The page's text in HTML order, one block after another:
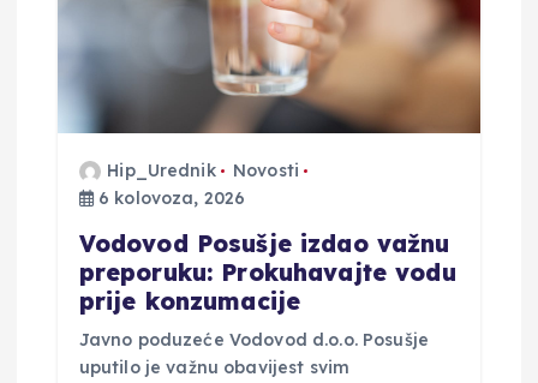
Hip_Urednik
Novosti
6 kolovoza, 2026
Vodovod Posušje izdao važnu
preporuku: Prokuhavajte vodu
prije konzumacije
Javno poduzeće Vodovod d.o.o. Posušje
uputilo je važnu obavijest svim